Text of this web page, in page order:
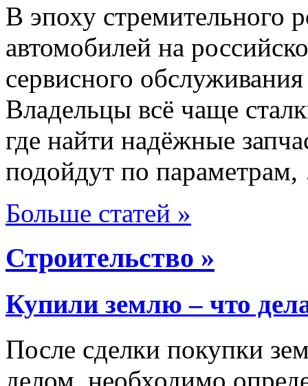
В эпоху стремительного
автомобилей на
сервисного
Владельцы всё чаще
где найти надёжные
подойдут по
Больше статей »
Строительство »
Купили землю – что
После сделки покупки